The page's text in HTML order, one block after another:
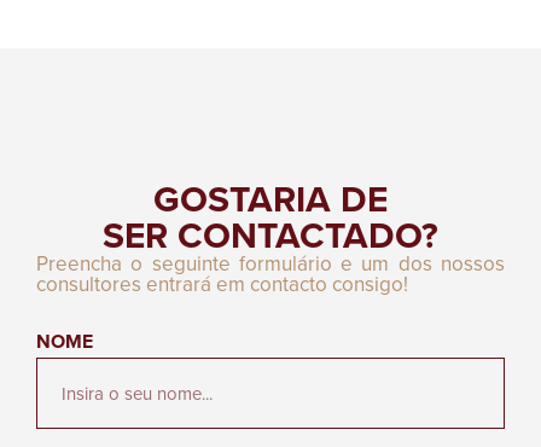
GOSTARIA DE
SER CONTACTADO?
Preencha o seguinte formulário e um dos nossos
consultores entrará em contacto consigo!
NOME